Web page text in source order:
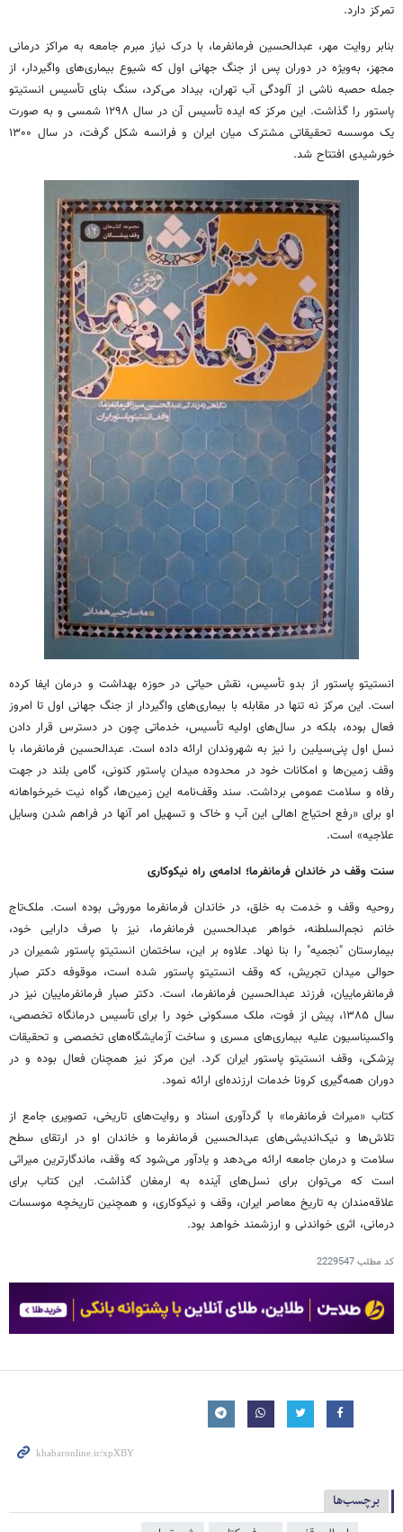
تمرکز دارد.
بنابر روایت مهر، عبدالحسین فرمانفرما، با درک نیاز مبرم جامعه به مراکز درمانی
مجهز، به‌ویژه در دوران پس از جنگ جهانی اول که شیوع بیماری‌های واگیردار، از
جمله حصبه ناشی از آلودگی آب تهران، بیداد می‌کرد، سنگ بنای تأسیس انستیتو
پاستور را گذاشت. این مرکز که ایده‌ تأسیس آن در سال ۱۲۹۸ شمسی و به صورت
یک موسسه تحقیقاتی مشترک میان ایران و فرانسه شکل گرفت، در سال ۱۳۰۰
خورشیدی افتتاح شد.
انستیتو پاستور از بدو تأسیس، نقش حیاتی در حوزه بهداشت و درمان ایفا کرده
است. این مرکز نه تنها در مقابله با بیماری‌های واگیردار از جنگ جهانی اول تا امروز
فعال بوده، بلکه در سال‌های اولیه تأسیس، خدماتی چون در دسترس قرار دادن
نسل اول پنی‌سیلین را نیز به شهروندان ارائه داده است. عبدالحسین فرمانفرما، با
وقف زمین‌ها و امکانات خود در محدوده میدان پاستور کنونی، گامی بلند در جهت
رفاه و سلامت عمومی برداشت. سند وقف‌نامه این زمین‌ها، گواه نیت خیرخواهانه
او برای «رفع احتیاج اهالی این آب و خاک و تسهیل امر آنها در فراهم شدن وسایل
علاجیه» است.
سنت وقف در خاندان فرمانفرما؛ ادامه‌ی راه نیکوکاری
روحیه وقف و خدمت به خلق، در خاندان فرمانفرما موروثی بوده است. ملک‌تاج
خانم نجم‌السلطنه، خواهر عبدالحسین فرمانفرما، نیز با صرف دارایی خود،
بیمارستان "نجمیه" را بنا نهاد. علاوه بر این، ساختمان انستیتو پاستور شمیران در
حوالی میدان تجریش، که وقف انستیتو پاستور شده است، موقوفه دکتر صبار
فرمانفرماییان، فرزند عبدالحسین فرمانفرما، است. دکتر صبار فرمانفرماییان نیز در
سال ۱۳۸۵، پیش از فوت، ملک مسکونی خود را برای تأسیس درمانگاه تخصصی،
واکسیناسیون علیه بیماری‌های مسری و ساخت آزمایشگاه‌های تخصصی و تحقیقات
پزشکی، وقف انستیتو پاستور ایران کرد. این مرکز نیز همچنان فعال بوده و در
دوران همه‌گیری کرونا خدمات ارزنده‌ای ارائه نمود.
کتاب «میراث فرمانفرما» با گردآوری اسناد و روایت‌های تاریخی، تصویری جامع از
تلاش‌ها و نیک‌اندیشی‌های عبدالحسین فرمانفرما و خاندان او در ارتقای سطح
سلامت و درمان جامعه ارائه می‌دهد و یادآور می‌شود که وقف، ماندگارترین میراثی
است که می‌توان برای نسل‌های آینده به ارمغان گذاشت. این کتاب برای
علاقه‌مندان به تاریخ معاصر ایران، وقف و نیکوکاری، و همچنین تاریخچه موسسات
درمانی، اثری خواندنی و ارزشمند خواهد بود.
کد مطلب2229547
برچسب‌ها